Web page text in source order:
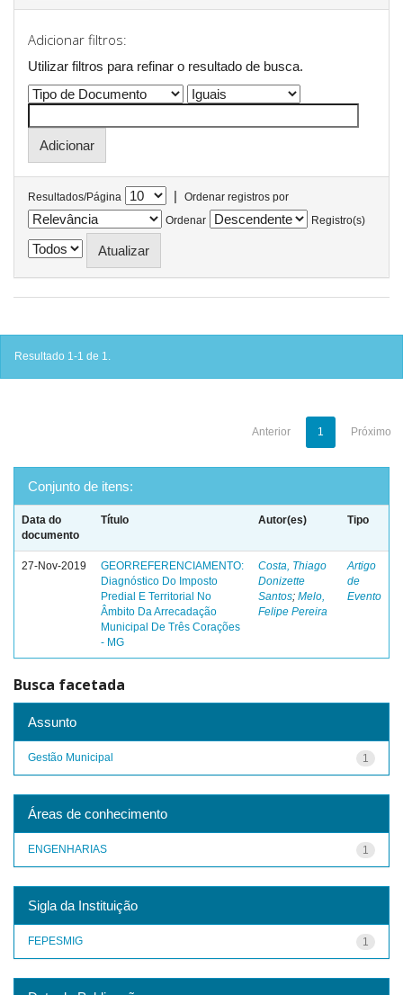
Adicionar filtros:
Utilizar filtros para refinar o resultado de busca.
Resultados/Página |
Ordenar registros por
Ordenar
Registro(s)
Resultado 1-1 de 1.
Anterior 1 Próximo
Conjunto de itens:
Data do
documento
Título Autor(es) Tipo
27-Nov-2019
GEORREFERENCIAMENTO:
Diagnóstico Do Imposto
Predial E Territorial No
Âmbito Da Arrecadação
Municipal De Três Corações
- MG
Costa, Thiago
Donizette
Santos; Melo,
Felipe Pereira
Artigo
de
Evento
Busca facetada
Assunto
1
Gestão Municipal
Áreas de conhecimento
1
ENGENHARIAS
Sigla da Instituição
1
FEPESMIG